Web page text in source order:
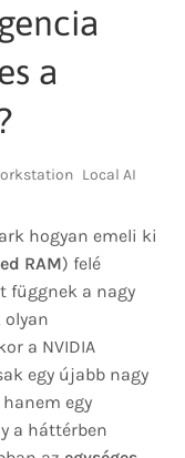
a
Local AI
hogyan emeli ki
RAM) felé
függnek a nagy
olyan
a NVIDIA
egy újabb nagy
egy
a háttérben